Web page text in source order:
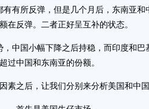
有所反弹，但是几个月后，东南亚
在反弹。二者正好呈互补的状态。
国小幅下降之后持稳，而印度和巴
超过中国和东南亚的份额。
之后，让我们分别来分析美国和中国